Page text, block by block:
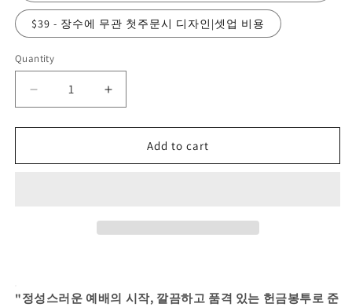
$39 - 장수에 무관 첫주문시 디자인|셋업 비용
Quantity
Quantity
Decrease
quantity
for
주
헌
Increase
quantity
for
주
교
헌
Add to cart
"정성스러운 예배의 시작, 깔끔하고 품격 있는 헌금봉투로 준